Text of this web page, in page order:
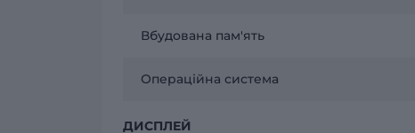
Вбудована пам'ять
Операційна система
ДИСПЛЕЙ